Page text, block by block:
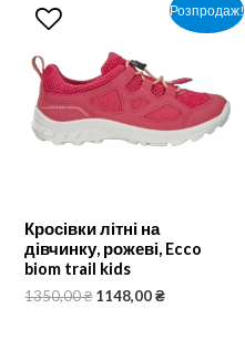
Розпродаж!
Кросівки літні на
дівчинку, рожеві, Ecco
biom trail kids
1350,00₴ 1148,00₴